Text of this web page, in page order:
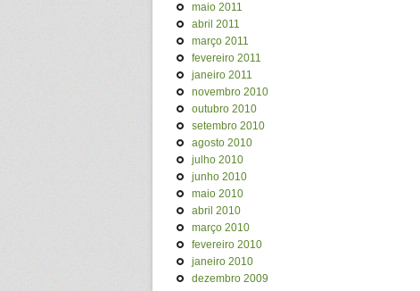
maio 2011
abril 2011
março 2011
fevereiro 2011
janeiro 2011
novembro 2010
outubro 2010
setembro 2010
agosto 2010
julho 2010
junho 2010
maio 2010
abril 2010
março 2010
fevereiro 2010
janeiro 2010
dezembro 2009